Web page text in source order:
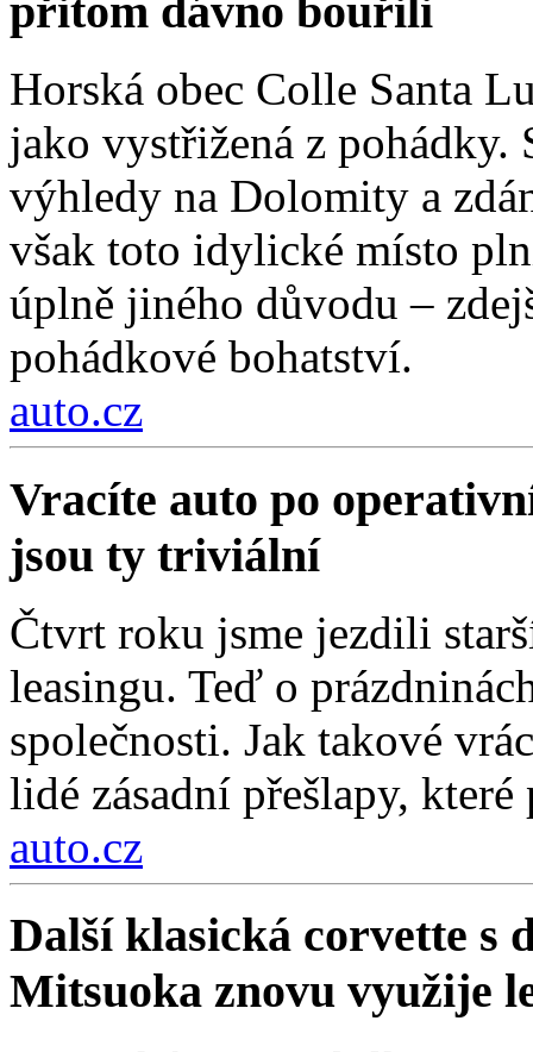
přitom dávno bouřili
Horská obec Colle Santa
jako vystřižená z pohádky.
výhledy na Dolomity a
však toto idylické místo
úplně jiného důvodu –
pohádkové bohatství.
auto.cz
Vracíte auto po
jsou ty triviální
Čtvrt roku jsme jezdili
leasingu. Teď o
společnosti. Jak takové
lidé zásadní přešlapy,
auto.cz
Další klasická corvette s
Mitsuoka znovu využije